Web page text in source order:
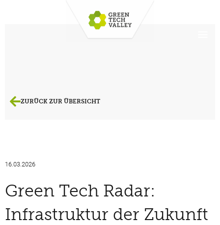
ZURÜCK ZUR ÜBERSICHT
16.03.2026
Green Tech Radar:
Infrastruktur der Zukunft